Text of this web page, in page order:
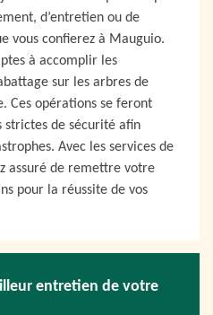
d’entretien ou de
vous confierez à Mauguio.
à accomplir les
sur les arbres de
Ces opérations se feront
strictes de sécurité afin
Avec les services de
assuré de remettre votre
pour la réussite de vos
entretien de votre